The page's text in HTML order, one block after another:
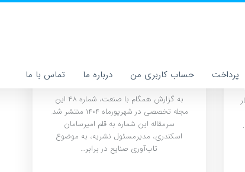
پرداخت حساب کاربری من درباره ما تماس با ما
فرصت‌های صنایع ایران
به گزارش همگام با صنعت، شماره ۴۸ این
مجله تخصصی در شهریورماه ۱۴۰۴ منتشر شد.
سرمقاله این شماره به قلم امیرسامان
اسکندری، مدیرمسئول نشریه، به موضوع
تاب‌آوری صنایع در برابر…